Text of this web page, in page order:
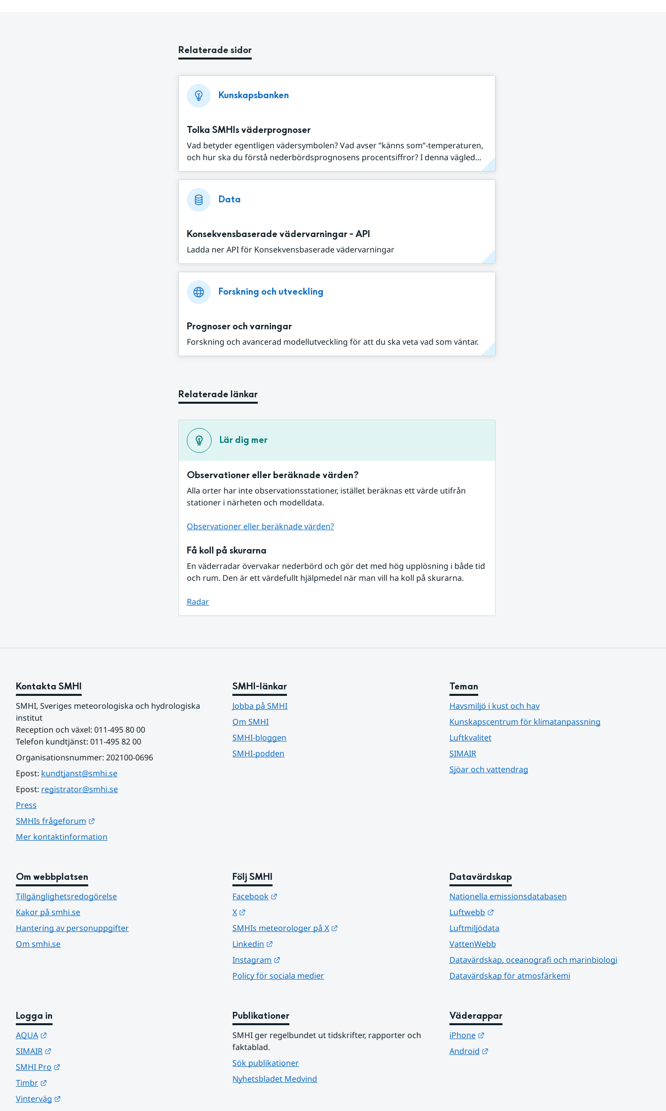
Relaterade sidor
Kunskapsbanken
Tolka SMHIs väderprognoser
Vad betyder egentligen vädersymbolen? Vad avser ”känns som”-temperaturen,
och hur ska du förstå nederbördsprognosens procentsiffror? I denna vägled...
Data
Konsekvensbaserade vädervarningar - API
Ladda ner API för Konsekvensbaserade vädervarningar
Forskning och utveckling
Prognoser och varningar
Forskning och avancerad modellutveckling för att du ska veta vad som väntar.
Relaterade länkar
Lär dig mer
Observationer eller beräknade värden?
Alla orter har inte observationsstationer, istället beräknas ett värde utifrån
stationer i närheten och modelldata.
Observationer eller beräknade värden?
Få koll på skurarna
En väderradar övervakar nederbörd och gör det med hög upplösning i både tid
och rum. Den är ett värdefullt hjälpmedel när man vill ha koll på skurarna.
Radar
Kontakta SMHI
SMHI, Sveriges meteorologiska och hydrologiska
institut
Reception och växel: 011-495 80 00
Telefon kundtjänst: 011-495 82 00
Organisationsnummer: 202100-0696
Epost: kundtjanst@smhi.se
Epost: registrator@smhi.se
Press
SMHIs frågeforum
Mer kontaktinformation
SMHI-länkar
Jobba på SMHI
Om SMHI
SMHI-bloggen
SMHI-podden
Teman
Havsmiljö i kust och hav
Kunskapscentrum för klimatanpassning
Luftkvalitet
SIMAIR
Sjöar och vattendrag
Om webbplatsen
Tillgänglighetsredogörelse
Kakor på smhi.se
Hantering av personuppgifter
Om smhi.se
Följ SMHI
Facebook
X
SMHIs meteorologer på X
Linkedin
Instagram
Policy för sociala medier
Datavärdskap
Nationella emissionsdatabasen
Luftwebb
Länk till annan webbplats.
Luftmiljödata
VattenWebb
Datavärdskap, oceanografi och marinbiologi
Datavärdskap för atmosfärkemi
Logga in
AQUA
SIMAIR
SMHI Pro
Timbr
Vinterväg
Publikationer
SMHI ger regelbundet ut tidskrifter, rapporter och
faktablad.
Sök publikationer
Nyhetsbladet Medvind
Väderappar
iPhone
Länk till annan webbplats.
Android
Länk till annan webbplats.